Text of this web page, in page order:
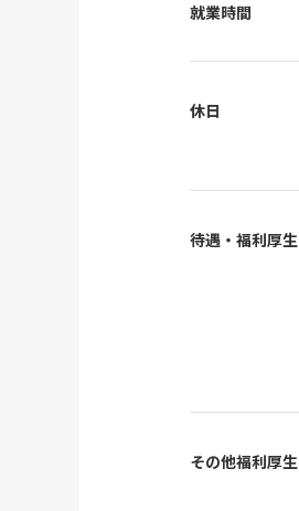
就業時間
休日
待遇・福利厚生
その他福利厚生